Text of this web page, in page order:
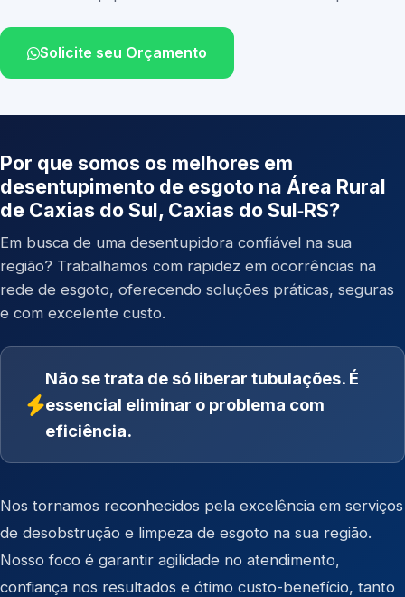
Solicite seu Orçamento
Por que somos os melhores em
desentupimento de esgoto na Área Rural
de Caxias do Sul, Caxias do Sul‑RS?
Em busca de uma desentupidora confiável na sua
região? Trabalhamos com rapidez em ocorrências na
rede de esgoto, oferecendo soluções práticas, seguras
e com excelente custo.
Não se trata de só liberar tubulações. É
essencial eliminar o problema com
eficiência.
Nos tornamos reconhecidos pela excelência em serviços
de desobstrução e limpeza de esgoto na sua região.
Nosso foco é garantir agilidade no atendimento,
confiança nos resultados e ótimo custo-benefício, tanto